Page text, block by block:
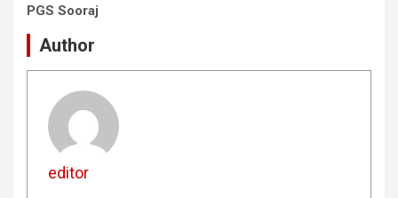
PGS Sooraj
Author
editor